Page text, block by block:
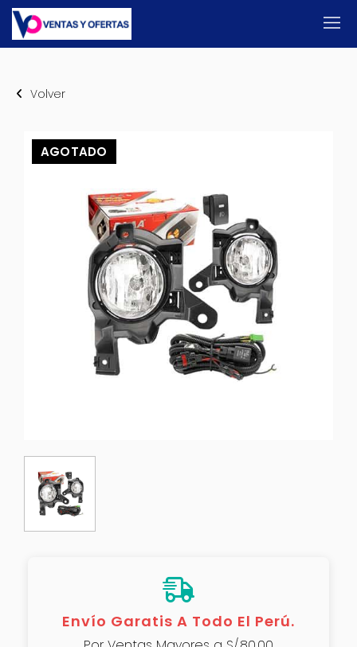
Volver
AGOTADO
Envío Garatis A Todo El Perú.